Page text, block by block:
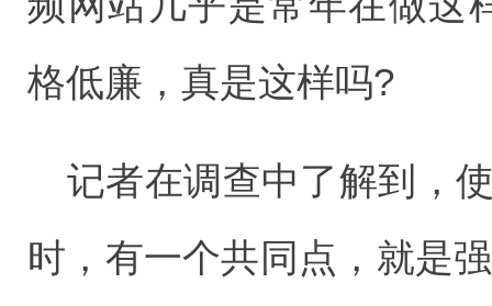
格低廉，真是这样吗?
记者在调查中了解到，
时，有一个共同点，就是